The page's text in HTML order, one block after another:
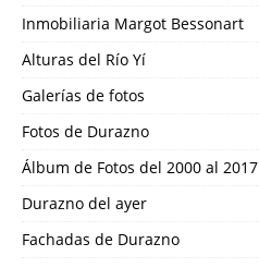
Inmobiliaria Margot Bessonart
Alturas del Río Yí
Galerías de fotos
Fotos de Durazno
Álbum de Fotos del 2000 al 2017
Durazno del ayer
Fachadas de Durazno